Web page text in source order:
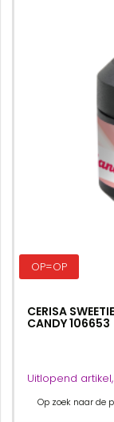
OP=OP
CERISA
CANDY 106653
Uitlopend
Op zoek naar de